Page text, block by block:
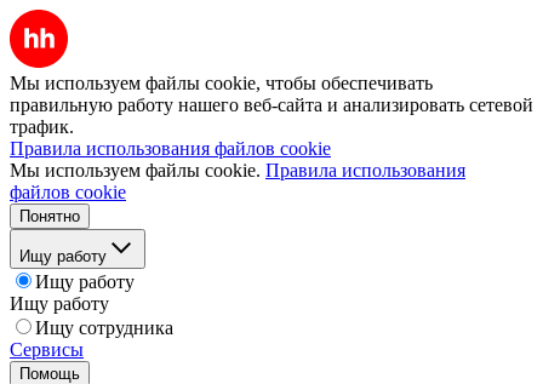
Мы используем файлы cookie, чтобы обеспечивать
правильную работу нашего веб-сайта и анализировать сетевой
трафик.
Правила использования файлов cookie
Мы используем файлы cookie. Правила использования
файлов cookie
Понятно
Ищу работу
Ищу работу
Ищу работу
Ищу сотрудника
Сервисы
Помощь